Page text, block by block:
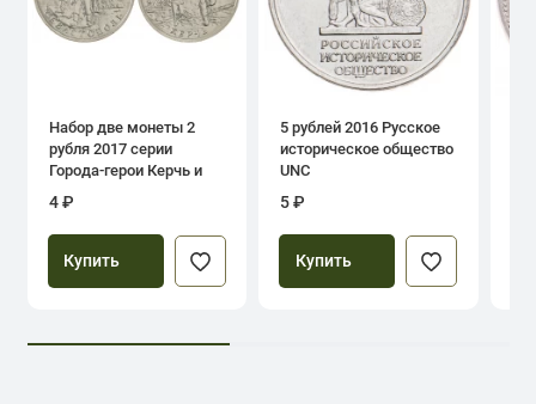
Набор две монеты 2
рубля 2017 серии
Города-герои Керчь и
Севастополь
4 ₽
Купить
5 рублей 2016 Русское
историческое общество
UNC
5 ₽
Купить